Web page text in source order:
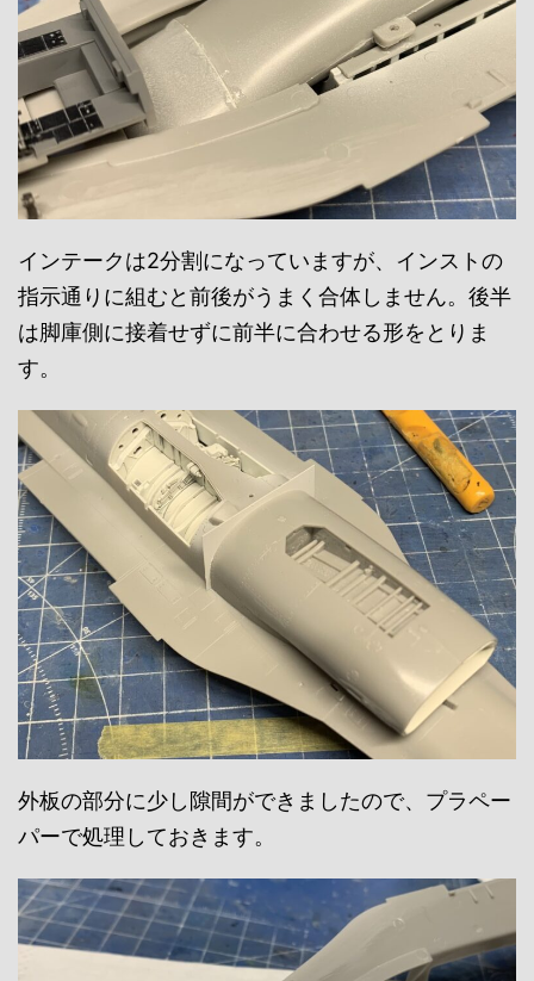
インテークは2分割になっていますが、インストの
指示通りに組むと前後がうまく合体しません。後半
は脚庫側に接着せずに前半に合わせる形をとりま
す。
外板の部分に少し隙間ができましたので、プラペー
パーで処理しておきます。